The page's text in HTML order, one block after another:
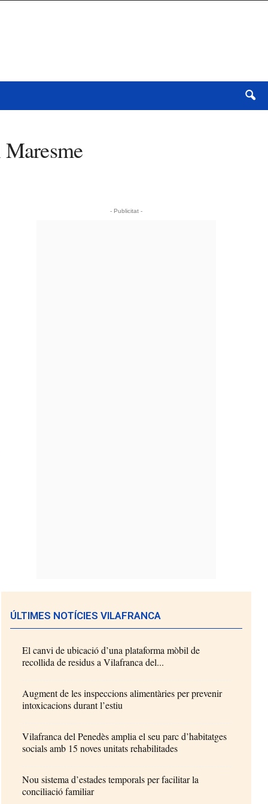
- Publicitat -
ÚLTIMES NOTÍCIES VILAFRANCA
El canvi de ubicació d’una plataforma mòbil de
recollida de residus a Vilafranca del...
Augment de les inspeccions alimentàries per prevenir
intoxicacions durant l’estiu
Vilafranca del Penedès amplia el seu parc d’habitatges
socials amb 15 noves unitats rehabilitades
Nou sistema d’estades temporals per facilitar la
conciliació familiar